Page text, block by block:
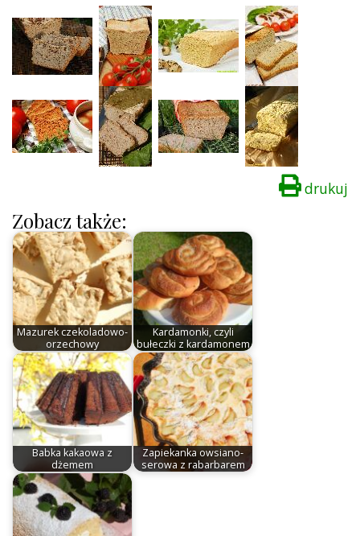
drukuj
Zobacz także:
Mazurek czekoladowo-
orzechowy
Kardamonki, czyli
bułeczki z kardamonem
Babka kakaowa z
dżemem
Zapiekanka owsiano-
serowa z rabarbarem